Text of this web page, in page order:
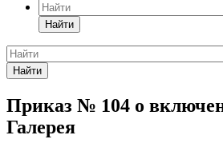
Найти
Найти
Приказ № 104 о
Галерея